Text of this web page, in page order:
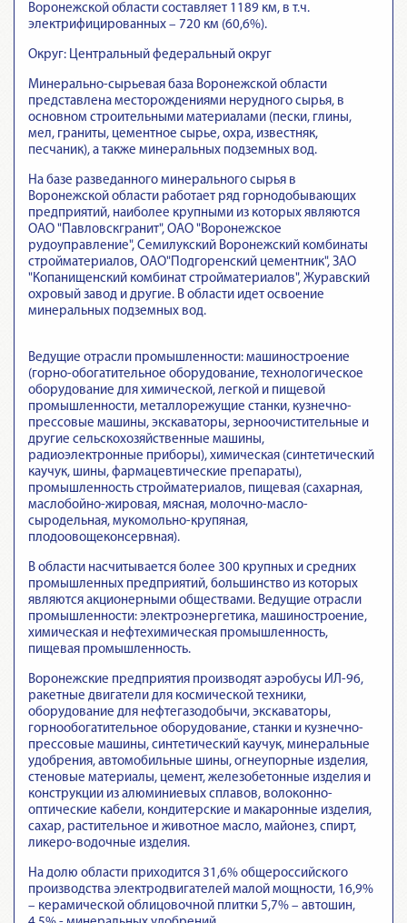
Воронежской области составляет 1189 км, в т.ч.
электрифицированных – 720 км (60,6%).
Округ: Центральный федеральный округ
Минерально-сырьевая база Воронежской области
представлена месторождениями нерудного сырья, в
основном строительными материалами (пески, глины,
мел, граниты, цементное сырье, охра, известняк,
песчаник), а также минеральных подземных вод.
На базе разведанного минерального сырья в
Воронежской области работает ряд горнодобывающих
предприятий, наиболее крупными из которых являются
ОАО "Павловскгранит", ОАО "Воронежское
рудоуправление", Семилукский Воронежский комбинаты
стройматериалов, ОАО"Подгоренский цементник", ЗАО
"Копанищенский комбинат стройматериалов", Журавский
охровый завод и другие. В области идет освоение
минеральных подземных вод.
Ведущие отрасли промышленности: машиностроение
(горно-обогатительное оборудование, технологическое
оборудование для химической, легкой и пищевой
промышленности, металлорежущие станки, кузнечно-
прессовые машины, экскаваторы, зерноочистительные и
другие сельскохозяйственные машины,
радиоэлектронные приборы), химическая (синтетический
каучук, шины, фармацевтические препараты),
промышленность стройматериалов, пищевая (сахарная,
маслобойно-жировая, мясная, молочно-масло-
сыродельная, мукомольно-крупяная,
плодоовощеконсервная).
В области насчитывается более 300 крупных и средних
промышленных предприятий, большинство из которых
являются акционерными обществами. Ведущие отрасли
промышленности: электроэнергетика, машиностроение,
химическая и нефтехимическая промышленность,
пищевая промышленность.
Воронежские предприятия производят аэробусы ИЛ-96,
ракетные двигатели для космической техники,
оборудование для нефтегазодобычи, экскаваторы,
горнообогатительное оборудование, станки и кузнечно-
прессовые машины, синтетический каучук, минеральные
удобрения, автомобильные шины, огнеупорные изделия,
стеновые материалы, цемент, железобетонные изделия и
конструкции из алюминиевых сплавов, волоконно-
оптические кабели, кондитерские и макаронные изделия,
сахар, растительное и животное масло, майонез, спирт,
ликеро-водочные изделия.
На долю области приходится 31,6% общероссийского
производства электродвигателей малой мощности, 16,9%
– керамической облицовочной плитки 5,7% – автошин,